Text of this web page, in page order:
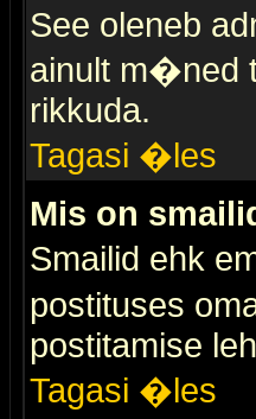
See oleneb
ainult m�ned
rikkuda.
Tagasi �les
Mis on
Smailid ehk
postituses
postitamise
Tagasi �les